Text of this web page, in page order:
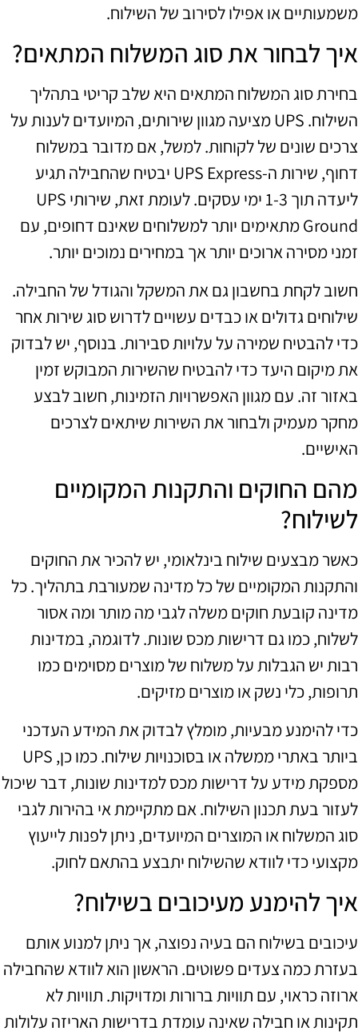
משמעותיים או אפילו לסירוב של השילוח.
איך לבחור את סוג המשלוח המתאים?
בחירת סוג המשלוח המתאים היא שלב קריטי בתהליך
השילוח. UPS מציעה מגוון שירותים, המיועדים לענות על
צרכים שונים של לקוחות. למשל, אם מדובר במשלוח
דחוף, שירות ה-UPS Express יבטיח שהחבילה תגיע
ליעדה תוך 1-3 ימי עסקים. לעומת זאת, שירותי UPS
Ground מתאימים יותר למשלוחים שאינם דחופים, עם
זמני מסירה ארוכים יותר אך במחירים נמוכים יותר.
חשוב לקחת בחשבון גם את המשקל והגודל של החבילה.
שילוחים גדולים או כבדים עשויים לדרוש סוג שירות אחר
כדי להבטיח שמירה על עלויות סבירות. בנוסף, יש לבדוק
את מיקום היעד כדי להבטיח שהשירות המבוקש זמין
באזור זה. עם מגוון האפשרויות הזמינות, חשוב לבצע
מחקר מעמיק ולבחור את השירות שיתאים לצרכים
האישיים.
מהם החוקים והתקנות המקומיים
לשילוח?
כאשר מבצעים שילוח בינלאומי, יש להכיר את החוקים
והתקנות המקומיים של כל מדינה שמעורבת בתהליך. כל
מדינה קובעת חוקים משלה לגבי מה מותר ומה אסור
לשלוח, כמו גם דרישות מכס שונות. לדוגמה, במדינות
רבות יש הגבלות על משלוח של מוצרים מסוימים כמו
תרופות, כלי נשק או מוצרים מזיקים.
כדי להימנע מבעיות, מומלץ לבדוק את המידע העדכני
ביותר באתרי ממשלה או בסוכנויות שילוח. כמו כן, UPS
מספקת מידע על דרישות מכס למדינות שונות, דבר שיכול
לעזור בעת תכנון השילוח. אם מתקיימת אי בהירות לגבי
סוג המשלוח או המוצרים המיועדים, ניתן לפנות לייעוץ
מקצועי כדי לוודא שהשילוח יתבצע בהתאם לחוק.
איך להימנע מעיכובים בשילוח?
עיכובים בשילוח הם בעיה נפוצה, אך ניתן למנוע אותם
בעזרת כמה צעדים פשוטים. הראשון הוא לוודא שהחבילה
ארוזה כראוי, עם תוויות ברורות ומדויקות. תוויות לא
תקינות או חבילה שאינה עומדת בדרישות האריזה עלולות